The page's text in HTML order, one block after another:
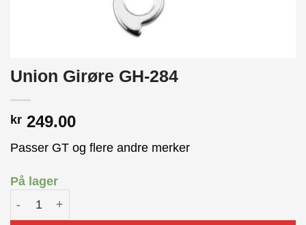
Union Girøre GH-284
kr 249.00
Passer GT og flere andre merker
På lager
Union Girøre GH-284 antall